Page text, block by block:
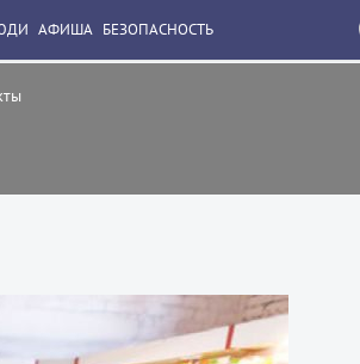
АФИША БЕЗОПАСНОСТЬ